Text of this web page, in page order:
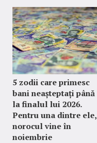
5 zodii care primesc
bani neașteptați până
la finalul lui 2026.
Pentru una dintre ele,
norocul vine în
noiembrie